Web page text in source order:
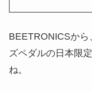
BEETRONICSから
ズペダルの日本限
ね。